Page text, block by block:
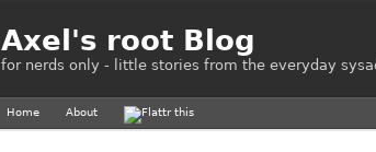
Axel's root Blog
for nerds only - little stories from the everyday
Home About